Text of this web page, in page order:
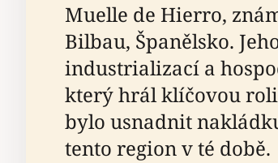
Muelle de Hierro,
Bilbau, Španělsko.
industrializací a
který hrál klíčovou
bylo usnadnit
tento region v té době.